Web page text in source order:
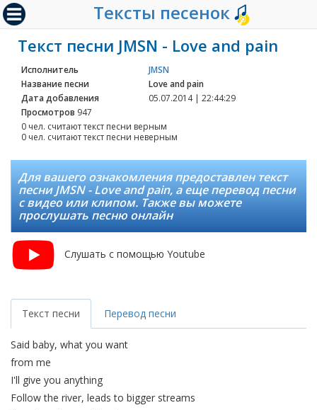
Тексты песенок
Текст песни JMSN - Love and pain
Исполнитель
JMSN
Название песни
Love and pain
Дата добавления
05.07.2014 | 22:44:29
Просмотров 947
0 чел. считают текст песни верным
0 чел. считают текст песни неверным
Для вашего ознакомления предоставлен текст
песни JMSN - Love and pain, а еще перевод песни
с видео или клипом. Также вы можете
прослушать песню онлайн
Слушать с помощью Youtube
Текст песни Перевод песни
Said baby, what you want
from me
I'll give you anything
Follow the river, leads to bigger streams